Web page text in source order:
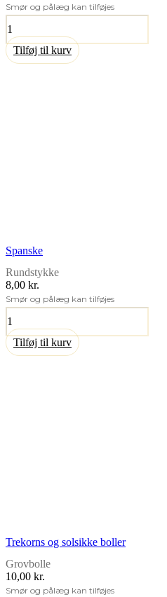
Smør og pålæg kan tilføjes
Sesam
antal
Tilføj til kurv
Spanske
Rundstykke
8,00 kr.
Smør og pålæg kan tilføjes
Spanske
antal
Tilføj til kurv
Trekorns og solsikke boller
Grovbolle
10,00 kr.
Smør og pålæg kan tilføjes